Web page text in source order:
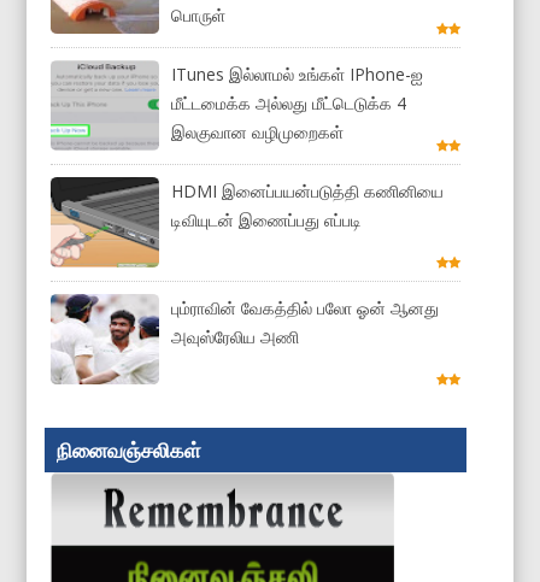
பொருள்
ITunes இல்லாமல் உங்கள் IPhone-ஐ
மீட்டமைக்க அல்லது மீட்டெடுக்க 4
இலகுவான வழிமுறைகள்
HDMI இனைப்பயன்படுத்தி கணினியை
டிவியுடன் இணைப்பது எப்படி
பும்ராவின் வேகத்தில் பலோ ஓன் ஆனது
அவுஸ்ரேலிய அணி
நினைவஞ்சலிகள்